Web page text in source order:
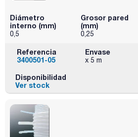
Diámetro
interno (mm)
0,5
Grosor pared
(mm)
0,25
Referencia
3400501-05
Envase
x 5 m
Disponibilidad
Ver stock